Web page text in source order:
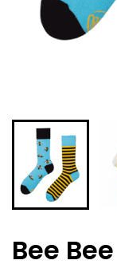
Bee Bee